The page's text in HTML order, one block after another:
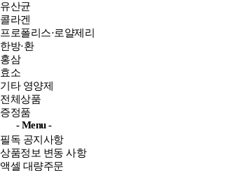
유산균
콜라겐
프로폴리스·로얄제리
한방·환
홍삼
효소
기타 영양제
전체상품
증정품
- Menu -
필독 공지사항
상품정보 변동 사항
액셀 대량주문